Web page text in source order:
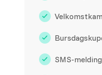
SMS-